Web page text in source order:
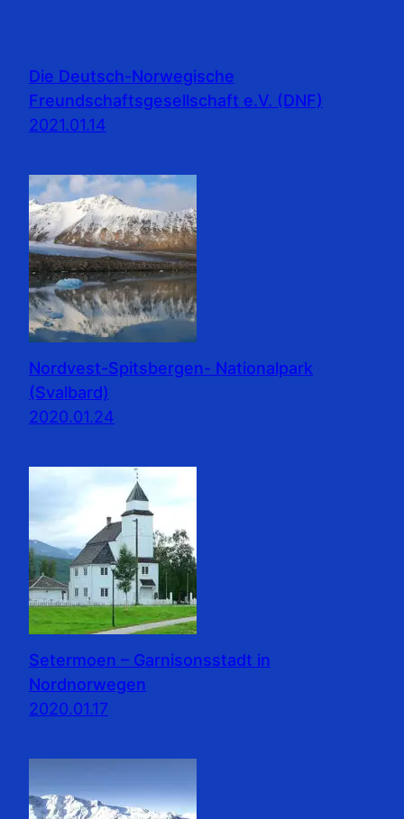
Die Deutsch-Norwegische
Freundschaftsgesellschaft e.V. (DNF)
2021.01.14
Nordvest-Spitsbergen- Nationalpark
(Svalbard)
2020.01.24
Setermoen – Garnisonsstadt in
Nordnorwegen
2020.01.17